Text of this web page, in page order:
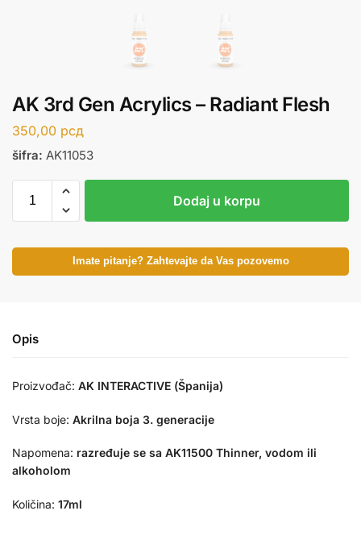
AK 3rd Gen Acrylics – Radiant Flesh
350,00 рсд
šifra: AK11053
Dodaj u korpu
Imate pitanje? Zahtevajte da Vas pozovemo
Opis
Proizvođač: AK INTERACTIVE (Španija)
Vrsta boje: Akrilna boja 3. generacije
Napomena: razređuje se sa AK11500 Thinner, vodom ili
alkoholom
Količina: 17ml